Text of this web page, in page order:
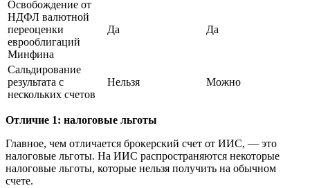
Освобождение от
НДФЛ валютной
переоценки
еврооблигаций
Минфина
Да Да
Сальдирование
результата с
нескольких счетов
Нельзя Можно
Отличие 1: налоговые льготы
Главное, чем отличается брокерский счет от ИИС, — это
налоговые льготы. На ИИС распространяются некоторые
налоговые льготы, которые нельзя получить на обычном
счете.